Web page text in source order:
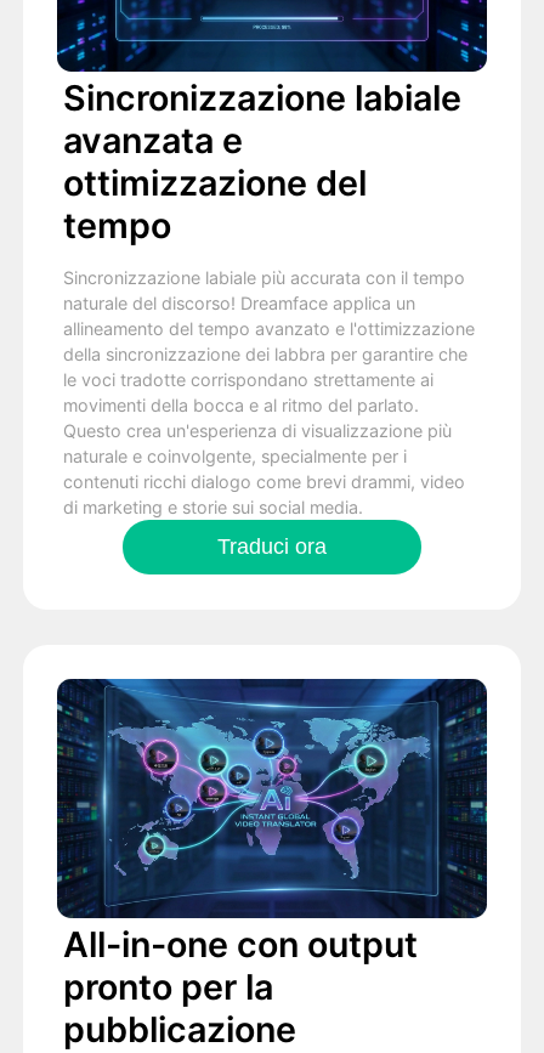
Sincronizzazione labiale
avanzata e
ottimizzazione del
tempo
Sincronizzazione labiale più accurata con il tempo
naturale del discorso! Dreamface applica un
allineamento del tempo avanzato e l'ottimizzazione
della sincronizzazione dei labbra per garantire che
le voci tradotte corrispondano strettamente ai
movimenti della bocca e al ritmo del parlato.
Questo crea un'esperienza di visualizzazione più
naturale e coinvolgente, specialmente per i
contenuti ricchi dialogo come brevi drammi, video
di marketing e storie sui social media.
Traduci ora
All-in-one con output
pronto per la
pubblicazione